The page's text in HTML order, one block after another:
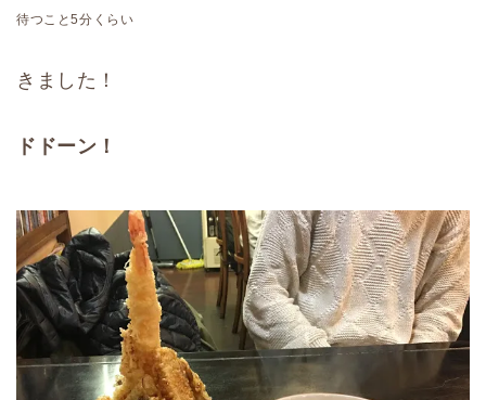
待つこと5分くらい
きました！
ドドーン！